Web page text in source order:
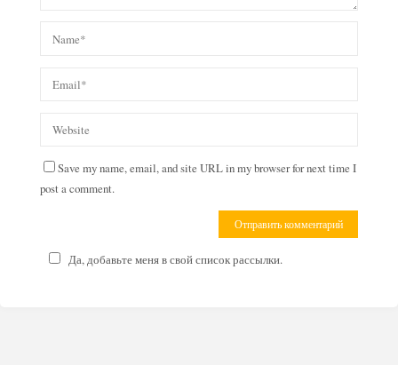
Save my name, email, and site URL in my browser for next time I
post a comment.
Да, добавьте меня в свой список рассылки.